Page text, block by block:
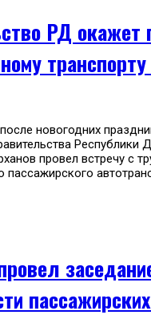
РД
новогодних
Республики
провел встречу с
пассажирского